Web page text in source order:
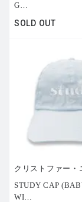
点が移る。フォ
uce Weber）
「セリーヌ（
この撮影でウ
ジャーたちに
選び、自分自
ることなく独
リオは、そう
い、互いを見
コントリビュー
ミラ・ニッカー
G…
SOLD OUT
クリストファー・
STUDY CAP
WI